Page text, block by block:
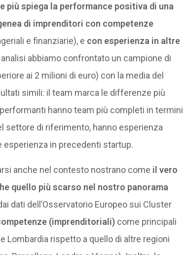
spiega la performance positiva di una
di imprenditori con competenze
e finanziarie), e con esperienza in altre
abbiamo confrontato un campione di
ai 2 milioni di euro) con la media del
simili: il team marca le differenze più
hanno team più completi in termini
settore di riferimento, hanno esperienza
esperienza in precedenti startup.
anche nel contesto nostrano come il vero
quello più scarso nel nostro panorama
dati dell’Osservatorio Europeo sui Cluster
(imprenditoriali)come principali
Lombardia rispetto a quello di altre regioni